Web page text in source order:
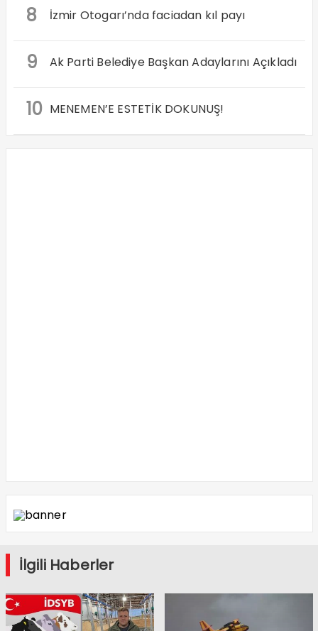
8 İzmir Otogarı’nda faciadan kıl payı
9 Ak Parti Belediye Başkan Adaylarını Açıkladı
10 MENEMEN’E ESTETİK DOKUNUŞ!
İlgili Haberler